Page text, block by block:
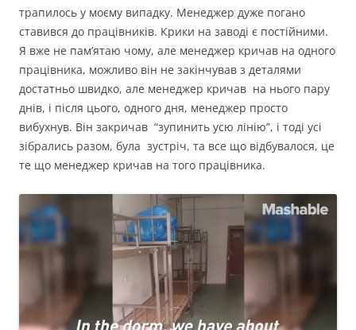
трапилось у моєму випадку. Менеджер дуже погано
ставився до працівників. Крики на заводі є постійними.
Я вже не пам’ятаю чому, але менеджер кричав на одного
працівника, можливо він не закінчував з деталями
достатньо швидко, але менеджер кричав на нього пару
днів, і після цього, одного дня, менеджер просто
вибухнув. Він закричав “зупинить усю лінію”, і тоді усі
зібрались разом, була зустріч, та все що відбувалося, це
те що менеджер кричав на того працівника.